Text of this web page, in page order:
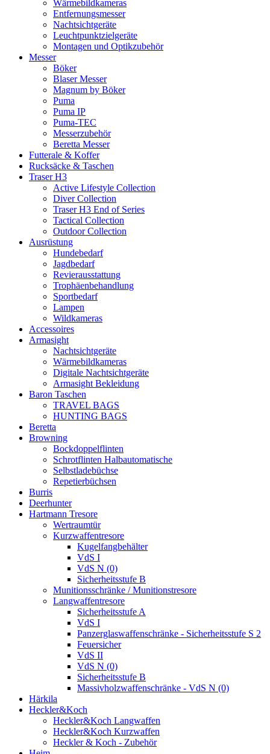
Wärmebildkameras
Entfernungsmesser
Nachtsichtgeräte
Leuchtpunktzielgeräte
Montagen und Optikzubehör
Messer
Böker
Blaser Messer
Magnum by Böker
Puma
Puma IP
Puma-TEC
Messerzubehör
Beretta Messer
Futterale & Koffer
Rucksäcke & Taschen
Traser H3
Active Lifestyle Collection
Diver Collection
Traser H3 End of Series
Tactical Collection
Outdoor Collection
Ausrüstung
Hundebedarf
Jagdbedarf
Revierausstattung
Trophäenbehandlung
Sportbedarf
Lampen
Wildkameras
Accessoires
Armasight
Nachtsichtgeräte
Wärmebildkameras
Digitale Nachtsichtgeräte
Armasight Bekleidung
Baron Taschen
TRAVEL BAGS
HUNTING BAGS
Beretta
Browning
Bockdoppelflinten
Schrotflinten Halbautomatische
Selbstladebüchse
Repetierbüchsen
Burris
Deerhunter
Hartmann Tresore
Wertraumtür
Kurzwaffentresore
Kugelfangbehälter
VdS I
VdS N (0)
Sicherheitsstufe B
Munitionsschränke / Munitionstresore
Langwaffentresore
Sicherheitsstufe A
VdS I
Panzerglaswaffenschränke - Sicherheitsstufe S 2
Feuersicher
VdS II
VdS N (0)
Sicherheitsstufe B
Massivholzwaffenschränke - VdS N (0)
Härkila
Heckler&Koch
Heckler&Koch Langwaffen
Heckler&Koch Kurzwaffen
Heckler & Koch - Zubehör